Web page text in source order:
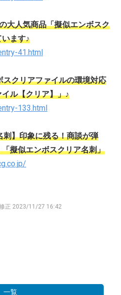
大人気商品「擬似エンボスク
ます♪
41.html
クリアファイルの環境対応
ル【クリア】」♪
133.html
】印象に残る！商談が弾
擬似エンボスクリア名刺」
正 2023/11/27 16:42
一覧